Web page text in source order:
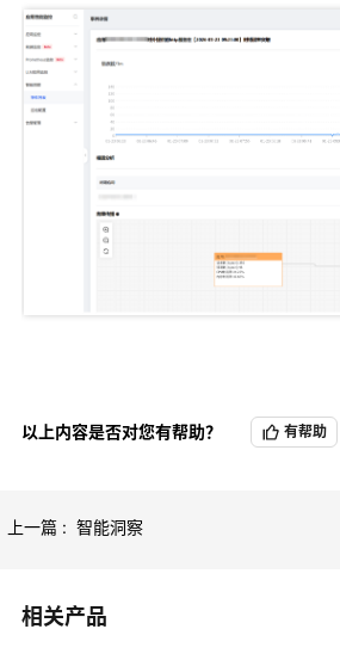
以上内容是否对您有帮助？ 有帮助
上一篇 : 智能洞察
相关产品